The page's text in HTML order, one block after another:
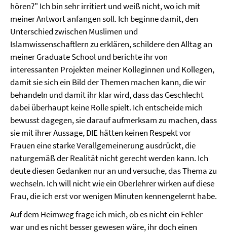
hören?" Ich bin sehr irritiert und weiß nicht, wo ich mit
meiner Antwort anfangen soll. Ich beginne damit, den
Unterschied zwischen Muslimen und
Islamwissenschaftlern zu erklären, schildere den Alltag an
meiner Graduate School und berichte ihr von
interessanten Projekten meiner Kolleginnen und Kollegen,
damit sie sich ein Bild der Themen machen kann, die wir
behandeln und damit ihr klar wird, dass das Geschlecht
dabei überhaupt keine Rolle spielt. Ich entscheide mich
bewusst dagegen, sie darauf aufmerksam zu machen, dass
sie mit ihrer Aussage, DIE hätten keinen Respekt vor
Frauen eine starke Verallgemeinerung ausdrückt, die
naturgemäß der Realität nicht gerecht werden kann. Ich
deute diesen Gedanken nur an und versuche, das Thema zu
wechseln. Ich will nicht wie ein Oberlehrer wirken auf diese
Frau, die ich erst vor wenigen Minuten kennengelernt habe.
Auf dem Heimweg frage ich mich, ob es nicht ein Fehler
war und es nicht besser gewesen wäre, ihr doch einen